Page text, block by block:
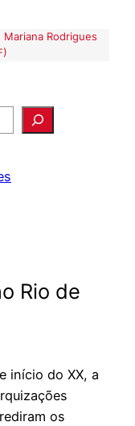
Rodrigues
Rio de
início do XX, a
os